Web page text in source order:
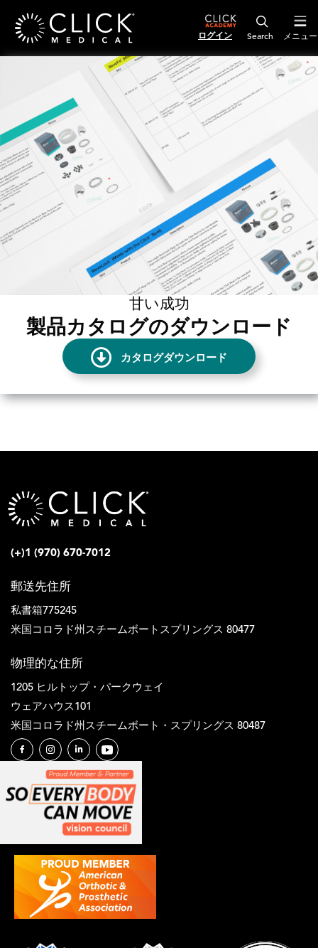
ログイン メニュー
甘い成功
製品カタログのダウンロード
カタログダウンロード
(+)1 (970) 670-7012
郵送先住所
私書箱775245
米国コロラド州スチームボートスプリングス 80477
物理的な住所
1205 ヒルトップ・パークウェイ
ウェアハウス101
米国コロラド州スチームボート・スプリングス 80487